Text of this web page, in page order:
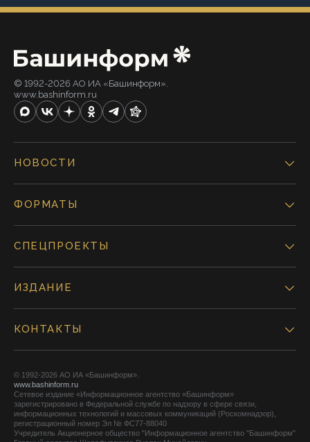
© 1992-2026 АО ИА «Башинформ».
www.bashinform.ru
НОВОСТИ
ФОРМАТЫ
СПЕЦПРОЕКТЫ
ИЗДАНИЕ
КОНТАКТЫ
© 1992-2026 АО ИА «Башинформ».
www.bashinform.ru
Сетевое издание «Информационное агентство «Башинформ»
зарегистрировано в Федеральной службе по надзору в сфере связи,
информационных технологий и массовых коммуникаций (Роскомнадзор),
регистрационный номер Эл № ФС77-88040
Учредитель Акционерное общество "Информационное агентство "Башинформ"